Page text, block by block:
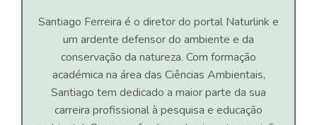
Santiago Ferreira é o diretor do portal Naturlink e
um ardente defensor do ambiente e da
conservação da natureza. Com formação
académica na área das Ciências Ambientais,
Santiago tem dedicado a maior parte da sua
carreira profissional à pesquisa e educação